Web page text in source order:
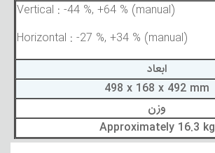
Vertical : -44 %, +64 % (manual)
Horizontal : -27 %, +34 % (manual)
ابعاد
498 x 168 x 492 mm
وزن
Approximately 16.3 kg